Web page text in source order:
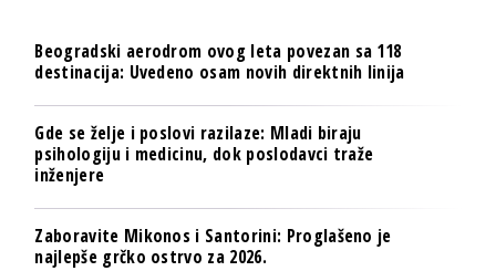
Beogradski aerodrom ovog leta povezan sa 118
destinacija: Uvedeno osam novih direktnih linija
Gde se želje i poslovi razilaze: Mladi biraju
psihologiju i medicinu, dok poslodavci traže
inženjere
Zaboravite Mikonos i Santorini: Proglašeno je
najlepše grčko ostrvo za 2026.